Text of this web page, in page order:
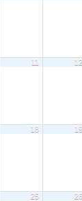
11 12
18 19
25 26